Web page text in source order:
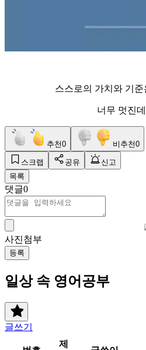
스스로의 가치와 기
너무 멋진
추천0 비추천0
스크랩 공유
신고
목록
댓글0
사진첨부
등록
일상 속 영어공부
글쓰기
제